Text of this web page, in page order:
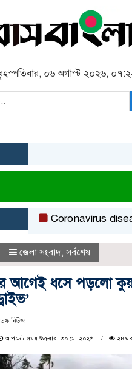
০৬ অগাস্ট ২০২৬, ০৭:২২
Coronavirus disease
জেলা সংবাদ,সর্বশেষ
আগেই ধসে পড়লো
নিউজ
আপডেট সময় শুক্রবার, ৩০ মে, ২০২৫ ২৪৯